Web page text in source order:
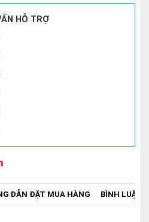
HỖ TRỢ
DẪN ĐẶT MUA HÀNG BÌNH LUẬN